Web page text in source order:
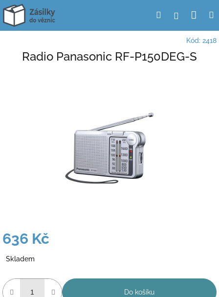
Přejít
obsah
HledatPřihlášení
Kód: 2418
Radio Panasonic RF-P150DEG-S
636 Kč
cena:
Skladem
Do košíku